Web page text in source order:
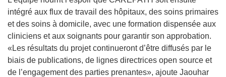
intégré aux flux de travail des hôpitaux, des soins primaires
et des soins à domicile, avec une formation dispensée aux
cliniciens et aux soignants pour garantir son approbation.
«Les résultats du projet continueront d’être diffusés par le
biais de publications, de lignes directrices open source et
de l’engagement des parties prenantes», ajoute Jaouhar